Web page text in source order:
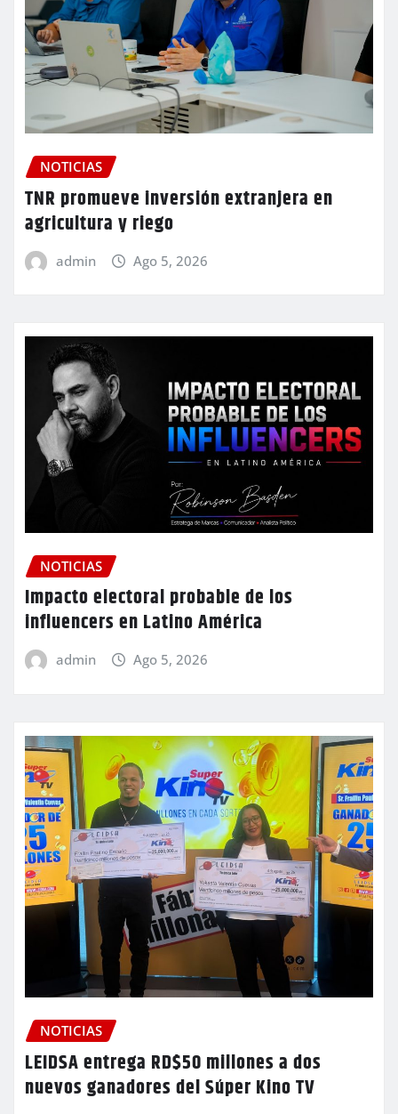
NOTICIAS
TNR promueve inversión extranjera en
agricultura y riego
admin Ago 5, 2026
NOTICIAS
Impacto electoral probable de los
influencers en Latino América
admin Ago 5, 2026
NOTICIAS
LEIDSA entrega RD$50 millones a dos
nuevos ganadores del Súper Kino TV